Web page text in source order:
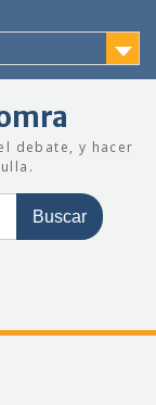
debate, y hacer